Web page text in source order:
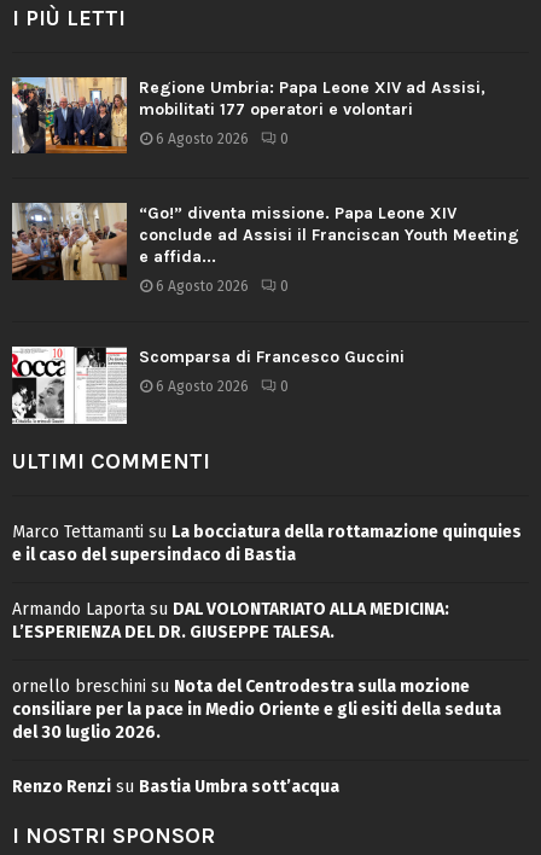
I PIÙ LETTI
Regione Umbria: Papa Leone XIV ad Assisi,
mobilitati 177 operatori e volontari
6 Agosto 2026 0
“Go!” diventa missione. Papa Leone XIV
conclude ad Assisi il Franciscan Youth Meeting
e affida...
6 Agosto 2026 0
Scomparsa di Francesco Guccini
6 Agosto 2026 0
ULTIMI COMMENTI
Marco Tettamanti su La bocciatura della rottamazione quinquies
e il caso del supersindaco di Bastia
Armando Laporta su DAL VOLONTARIATO ALLA MEDICINA:
L’ESPERIENZA DEL DR. GIUSEPPE TALESA.
ornello breschini su Nota del Centrodestra sulla mozione
consiliare per la pace in Medio Oriente e gli esiti della seduta
del 30 luglio 2026.
Renzo Renzi su Bastia Umbra sott’acqua
I NOSTRI SPONSOR